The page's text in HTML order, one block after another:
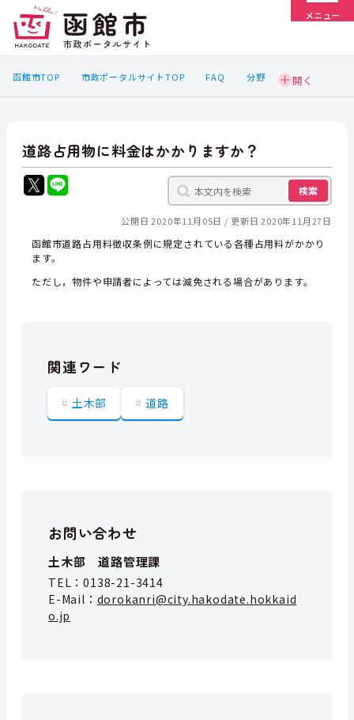
メニュー
函館市TOP 市政ポータルサイトTOP FAQ 分野
道路占用物に料金はかかりますか？
検索
公開日 2020年11月05日 更新日 2020年11月27日
函館市道路占用料徴収条例に規定されている各種占用料がかかり
ます。
ただし，物件や申請者によっては減免される場合があります。
関連ワード
土木部 道路
お問い合わせ
土木部 道路管理課
TEL：0138-21-3414
E-Mail： dorokanri@city.hakodate.hokkaid
o.jp